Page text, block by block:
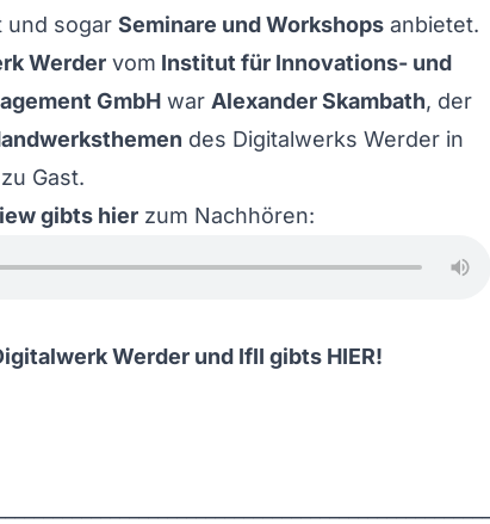
und sogar Seminare und Workshops anbietet.
Werder vom Institut für Innovations- und
GmbH war Alexander Skambath, der
des Digitalwerks Werder in
Gast.
gibts hier zum Nachhören:
Werder und IfII gibts HIER!